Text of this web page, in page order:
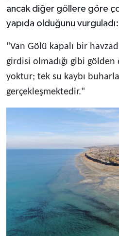
ancak diğer göllere göre
yapıda olduğunu vurguladı:
"Van Gölü kapalı bir
girdisi olmadığı gibi gölden
yoktur; tek su kaybı
gerçekleşmektedir."